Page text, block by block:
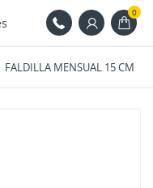
0
FALDILLA MENSUAL 15 CM